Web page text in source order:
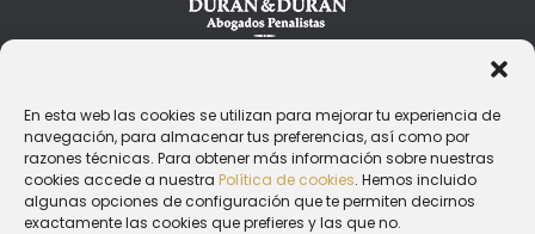
En esta web las cookies se utilizan para mejorar tu experiencia de
navegación, para almacenar tus preferencias, así como por
razones técnicas. Para obtener más información sobre nuestras
cookies accede a nuestra Política de cookies. Hemos incluido
algunas opciones de configuración que te permiten decirnos
exactamente las cookies que prefieres y las que no.
Aviso Legal
Política de Privacidad
Política de Cookies